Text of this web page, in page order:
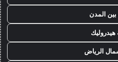
المدن
الرياض